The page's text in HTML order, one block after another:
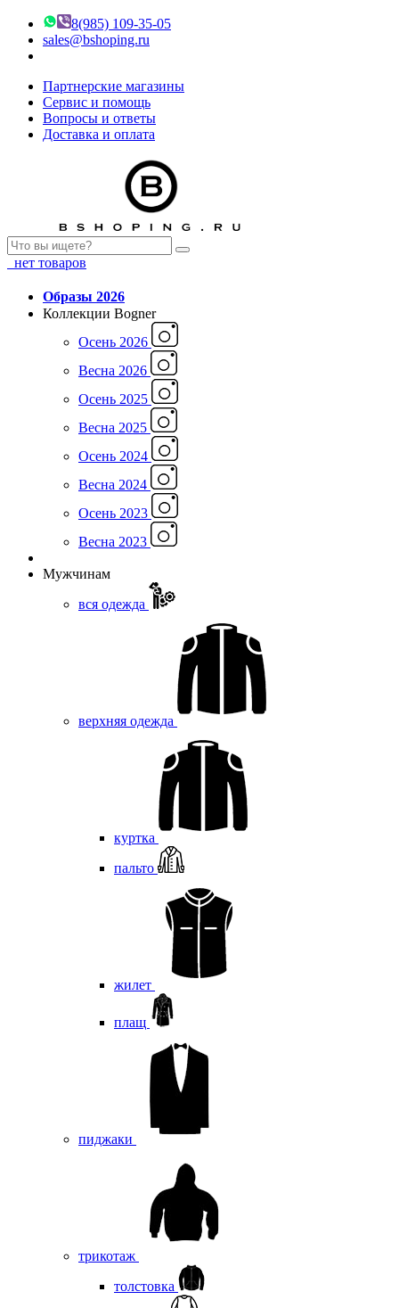
8(985) 109-35-05
sales@bshoping.ru
Партнерские магазины
Сервис и помощь
Вопросы и ответы
Доставка и оплата
нет товаров
Образы 2026
Коллекции Bogner
Осень 2026
Весна 2026
Осень 2025
Весна 2025
Осень 2024
Весна 2024
Осень 2023
Весна 2023
Мужчинам
вся одежда
верхняя одежда
куртка
пальто
жилет
плащ
пиджаки
трикотаж
толстовка